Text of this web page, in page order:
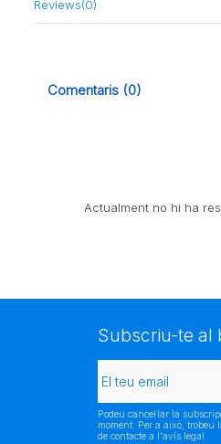
Reviews(0)
Comentaris (0)
Actualment no hi ha
Subscriu-te al
Podeu cancel·lar la
moment. Per a això, trobeu
de contacte a l'avís legal.